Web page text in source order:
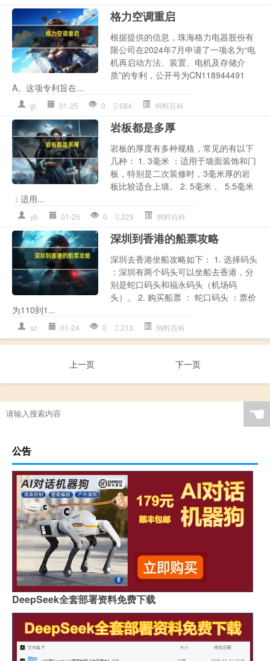
格力空调重启
根据提供的信息，珠海格力电器股份有
限公司在2024年7月申请了一项名为“电
机再启动方法、装置、电机及存储介
质”的专利，公开号为CN118944491
A。这项专利旨在...
gl 01-25 0 684 饲料百科
岩板都是多厚
岩板的厚度有多种规格，常见的有以下
几种： 1. 3毫米 ：适用于墙面装饰和门
板，特别是二次装修时，3毫米厚的岩
板比较适合上墙。 2. 5毫米 、 5.5毫米
：适用...
yb 01-25 0 229 饲料百科
深圳到香港的船票攻略
深圳去香港坐船攻略如下： 1. 选择码头
：深圳有两个码头可以坐船去香港，分
别是蛇口码头和福永码头（机场码
头）。 2. 购买船票 ： 蛇口码头 ：票价
为110到1...
sz 01-24 0 213 饲料百科
上一页 下一页
☚
公告
DeepSeek全套部署资料免费下载